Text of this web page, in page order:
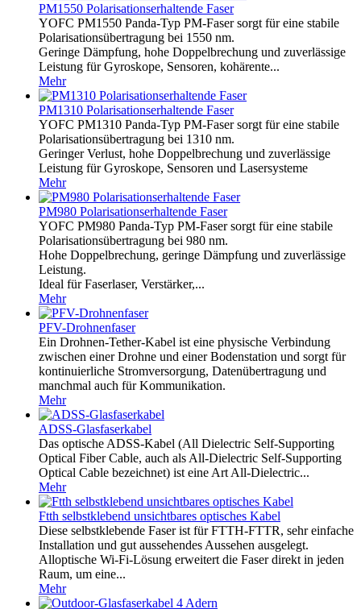
PM1550 Polarisationserhaltende Faser
YOFC PM1550 Panda-Typ PM-Faser sorgt für eine stabile
Polarisationsübertragung bei 1550 nm.
Geringe Dämpfung, hohe Doppelbrechung und zuverlässige
Leistung für Gyroskope, Sensoren, kohärente...
Mehr
PM1310 Polarisationserhaltende Faser
YOFC PM1310 Panda-Typ PM-Faser sorgt für eine stabile
Polarisationsübertragung bei 1310 nm.
Geringer Verlust, hohe Doppelbrechung und zuverlässige
Leistung für Gyroskope, Sensoren und Lasersysteme
Mehr
PM980 Polarisationserhaltende Faser
YOFC PM980 Panda-Typ PM-Faser sorgt für eine stabile
Polarisationsübertragung bei 980 nm.
Hohe Doppelbrechung, geringe Dämpfung und zuverlässige
Leistung.
Ideal für Faserlaser, Verstärker,...
Mehr
PFV-Drohnenfaser
Ein Drohnen-Tether-Kabel ist eine physische Verbindung
zwischen einer Drohne und einer Bodenstation und sorgt für
kontinuierliche Stromversorgung, Datenübertragung und
manchmal auch für Kommunikation.
Mehr
ADSS-Glasfaserkabel
Das optische ADSS-Kabel (All Dielectric Self-Supporting
Optical Fiber Cable, auch als All-Dielectric Self-Supporting
Optical Cable bezeichnet) ist eine Art All-Dielectric...
Mehr
Ftth selbstklebend unsichtbares optisches Kabel
Diese selbstklebende Faser ist für FTTH-FTTR, sehr einfache
Installation und gut aussehendes Aussehen ausgelegt.
Alloptische Wi-Fi-Lösung erweitert die Faser direkt in jeden
Raum, um eine...
Mehr